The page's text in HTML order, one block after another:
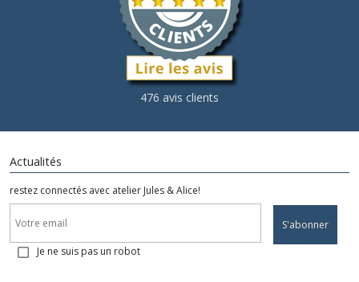
476 avis clients
Actualités
restez connectés avec atelier Jules & Alice!
S'abonner
Je ne suis pas un robot